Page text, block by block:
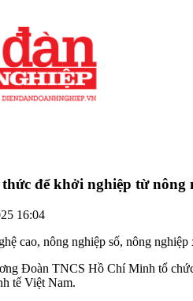
để khởi nghiệp từ nông
16:04
cao, nông nghiệp số, nông
Đoàn TNCS Hồ Chí Minh tổ
tế Việt Nam.